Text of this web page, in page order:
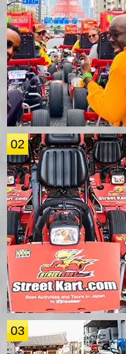
02
03